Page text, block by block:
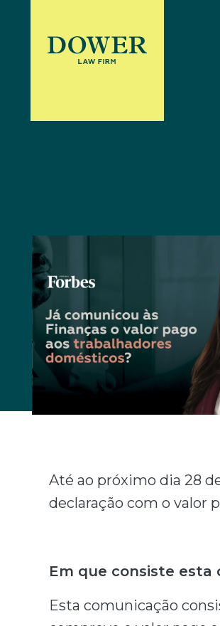
Até ao próximo dia 28
declaração com o valor
Em que consiste esta
Esta comunicação